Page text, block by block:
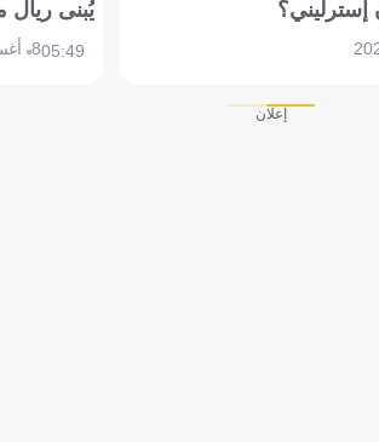
يُبنى ريال
05:498 أغسطس 2026
إعلان